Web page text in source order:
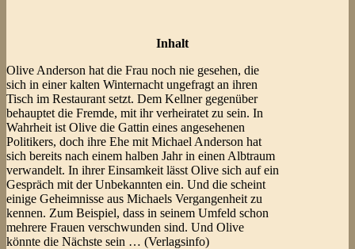
Inhalt
Olive Anderson hat die Frau noch nie gesehen, die
sich in einer kalten Winternacht ungefragt an ihren
Tisch im Restaurant setzt. Dem Kellner gegenüber
behauptet die Fremde, mit ihr verheiratet zu sein. In
Wahrheit ist Olive die Gattin eines angesehenen
Politikers, doch ihre Ehe mit Michael Anderson hat
sich bereits nach einem halben Jahr in einen Albtraum
verwandelt. In ihrer Einsamkeit lässt Olive sich auf ein
Gespräch mit der Unbekannten ein. Und die scheint
einige Geheimnisse aus Michaels Vergangenheit zu
kennen. Zum Beispiel, dass in seinem Umfeld schon
mehrere Frauen verschwunden sind. Und Olive
könnte die Nächste sein … (Verlagsinfo)